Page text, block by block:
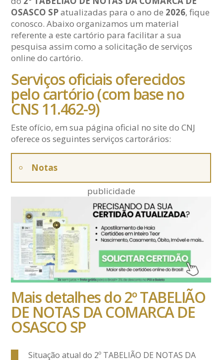
OSASCO SPatualizadas para o ano de 2026, fique
conosco. Abaixo organizamos um material
referente a este cartório para facilitar a sua
pesquisa assim como a solicitação de serviços
online do cartório.
Serviços oficiais oferecidos
pelo cartório (com base no
CNS 11.462-9)
Este ofício, em sua página oficial no site do CNJ
oferece os seguintes serviços cartorários:
Notas
publicidade
Mais detalhes do 2º TABELIÃO
DE NOTAS DA COMARCA DE
OSASCO SP
Situação atual do 2º TABELIÃO DE NOTAS DA